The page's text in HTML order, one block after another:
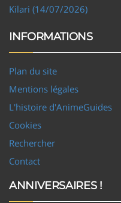
Kilari (14/07/2026)
INFORMATIONS
Plan du site
Mentions légales
L'histoire d'AnimeGuides
Cookies
Rechercher
Contact
ANNIVERSAIRES !